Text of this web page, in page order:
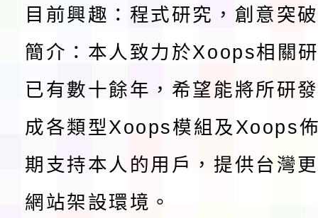
檢送桃園市115學年度
及師生本土語及新住民
實施要點各1份
115年食農教育專業人
程
速演練執行計畫」
「115年金融知識線上
法」
本校115學年度第1學
目前興趣：程式研究，創意突
簡介：本人致力於Xoops相關
已有數十餘年，希望能將所研
成各類型Xoops模組及Xoops
期支持本人的用戶，提供台灣
網站架設環境。